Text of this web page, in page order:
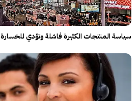
سياسة المنتجات الكثيرة فاشلة وتؤدي للخسارة